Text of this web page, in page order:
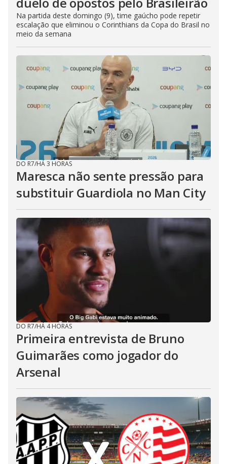
Na partida deste domingo (9), time gaúcho pode repetir
escalação que eliminou o Corinthians da Copa do Brasil no
meio da semana
DO R7/HÁ 3 HORAS
Maresca não sente pressão para
substituir Guardiola no Man City
DO R7/HÁ 4 HORAS
Primeira entrevista de Bruno
Guimarães como jogador do
Arsenal